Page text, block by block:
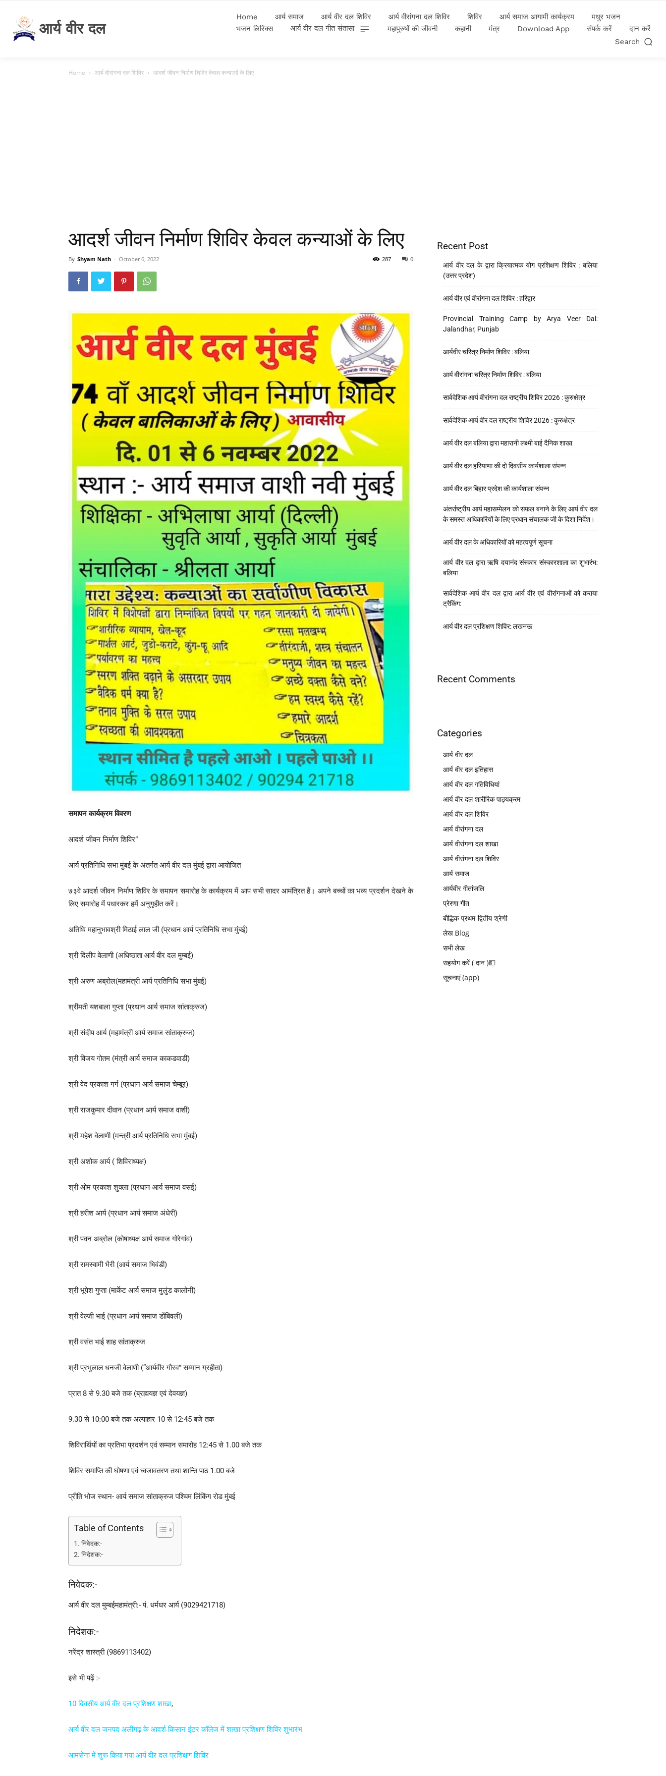
आर्य वीर दल
Home आर्य समाज आर्य वीर दल शिविर आर्य वीरांगना दल शिविर शिविर आर्य समाज आगामी कार्यक्रम
मधुर भजन
भजन लिरिक्स
आर्य वीर दल गीत संतासा महापुरुषों की जीवनी कहानी मंत्र Download App संपर्क करें
दान करें
Search
Home आर्य वीरांगना दल शिविर आदर्श जीवन निर्माण शिविर केवल कन्याओं के लिए
आदर्श जीवन निर्माण शिविर केवल कन्याओं के लिए
By Shyam Nath - October 6, 2022 0
287
समापन कार्यक्रम विवरण
आदर्श जीवन निर्माण शिविर”
आर्य प्रतिनिधि सभा मुंबई के अंतर्गत आर्य वीर दल मुंबई द्वारा आयोजित
७३वे आदर्श जीवन निर्माण शिविर के समापन समारोह के कार्यक्रम में आप सभी सादर आमंत्रित हैं। अपने बच्चों का भव्य प्रदर्शन देखने के
लिए समारोह में पधारकर हमें अनुगृहीत करें।
अतिथि महानुभावश्री मिठाई लाल जी (प्रधान आर्य प्रतिनिधि सभा मुंबई)
श्री दिलीप वेलाणी (अधिष्ठाता आर्य वीर दल मुम्बई)
श्री अरुण अब्रोल(महामंत्री आर्य प्रतिनिधि सभा मुंबई)
श्रीमती यशबाला गुप्ता (प्रधान आर्य समाज सांताक्रुज)
श्री संदीप आर्य (महामंत्री आर्य समाज सांताक्रुज)
श्री विजय गोतम (मंत्री आर्य समाज काकडवाडी)
श्री वेद प्रकाश गर्ग (प्रधान आर्य समाज चेम्बूर)
श्री राजकुमार दीवान (प्रधान आर्य समाज वाशी)
श्री महेश वेलाणी (मन्त्री आर्य प्रतिनिधि सभा मुंबई)
श्री अशोक आर्य ( शिविराध्यक्ष)
श्री ओम प्रकाश शुक्ला (प्रधान आर्य समाज वसई)
श्री हरीश आर्य (प्रधान आर्य समाज अंधेरी)
श्री पवन अब्रोल (कोषाध्यक्ष आर्य समाज गोरेगांव)
श्री रामस्वामी भैरी (आर्य समाज भिवंडी)
श्री भूपेश गुप्ता (मार्केट आर्य समाज मुलुंड कालोनी)
श्री वेल्जी भाई (प्रधान आर्य समाज डोंबिवली)
श्री वसंत भाई शाह सांताक्रुज
श्री प्रभुलाल धनजी वेलाणी (“आर्यवीर गौरव” सम्मान ग्रहीता)
प्रात 8 से 9.30 बजे तक (ब्रह्मयज्ञ एवं देवयज्ञ)
9.30 से 10:00 बजे तक अल्पाहार 10 से 12:45 बजे तक
शिविरार्थियों का प्रतिभा प्रदर्शन एवं सम्मान समारोह 12:45 से 1.00 बजे तक
शिविर समाप्ति की घोषणा एवं ध्वजावतरण तथा शान्ति पाठ 1.00 बजे
प्रीति भोज स्थान- आर्य समाज सांताक्रुज पश्चिम लिंकिंग रोड मुंबई
Table of Contents
निवेदक:-
निदेशक:-
निवेदक:-
आर्य वीर दल मुम्बईमहामंत्री:- पं. धर्मधर आर्य (9029421718)
निदेशक:-
नरेंद्र शास्त्री (9869113402)
इसे भी पढ़ें :-
10 दिवसीय आर्य वीर दल प्रशिक्षण शाखा,
आर्य वीर दल जनपद अलीगढ़ के आदर्श किसान इंटर कॉलेज में शाखा प्रशिक्षण शिविर शुभारंभ
आमसेना में शुरू किया गया आर्य वीर दल प्रशिक्षण शिविर
Recent Post
आर्य वीर दल के द्वारा क्रियात्मक योग प्रशिक्षण शिविर : बलिया
(उत्तर प्रदेश)
आर्य वीर एवं वीरांगना दल शिविर : हरिद्वार
Provincial Training Camp by Arya Veer Dal:
Jalandhar, Punjab
आर्यवीर चरित्र निर्माण शिविर : बलिया
आर्य वीरांगना चरित्र निर्माण शिविर : बलिया
सार्वदेशिक आर्य वीरांगना दल राष्ट्रीय शिविर 2026 : कुरुक्षेत्र
सार्वदेशिक आर्य वीर दल राष्ट्रीय शिविर 2026 : कुरुक्षेत्र
आर्य वीर दल बलिया द्वारा महारानी लक्ष्मी बाई दैनिक शाखा
आर्य वीर दल हरियाणा की दो दिवसीय कार्यशाला संपन्न
आर्य वीर दल बिहार प्रदेश की कार्यशाला संपन्न
अंतर्राष्ट्रीय आर्य महासम्मेलन को सफल बनाने के लिए आर्य वीर दल
के समस्त अधिकारियों के लिए प्रधान संचालक जी के दिशा निर्देश।
आर्य वीर दल के अधिकारियों को महत्वपूर्ण सूचना
आर्य वीर दल द्वारा ऋषि दयानंद संस्कार संस्कारशाला का शुभारंभ:
बलिया
सार्वदेशिक आर्य वीर दल द्वारा आर्य वीर एवं वीरांगनाओं को कराया
ट्रैकिंग:
आर्य वीर दल प्रशिक्षण शिविर: लखनऊ
Recent Comments
Categories
आर्य वीर दल
आर्य वीर दल इतिहास
आर्य वीर दल गतिविधियां
आर्य वीर दल शारीरिक पाठ्यक्रम
आर्य वीर दल शिविर
आर्य वीरांगना दल
आर्य वीरांगना दल शाखा
आर्य वीरांगना दल शिविर
आर्य समाज
आर्यवीर गीतांजलि
प्रेरणा गीत
बौद्धिक प्रथम-द्वितीय श्रेणी
लेख Blog
सभी लेख
सहयोग करें ( दान )💵
सूचनाएं (app)